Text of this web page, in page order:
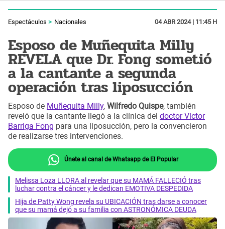
Espectáculos Nacionales 04 ABR 2024 | 11:45 H
Esposo de Muñequita Milly
REVELA que Dr. Fong sometió
a la cantante a segunda
operación tras liposucción
Esposo de Muñequita Milly, Wilfredo Quispe, también
reveló que la cantante llegó a la clínica del doctor Víctor
Barriga Fong para una liposucción, pero la convencieron
de realizarse tres intervenciones.
Únete al canal de Whatsapp de El Popular
Melissa Loza LLORA al revelar que su MAMÁ FALLECIÓ tras
luchar contra el cáncer y le dedican EMOTIVA DESPEDIDA
Hija de Patty Wong revela su UBICACIÓN tras darse a conocer
que su mamá dejó a su familia con ASTRONÓMICA DEUDA